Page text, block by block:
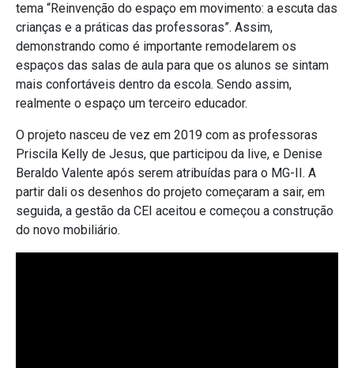
tema “Reinvenção do espaço em movimento: a escuta das
crianças e a práticas das professoras”. Assim,
demonstrando como é importante remodelarem os
espaços das salas de aula para que os alunos se sintam
mais confortáveis dentro da escola. Sendo assim,
realmente o espaço um terceiro educador.
O projeto nasceu de vez em 2019 com as professoras
Priscila Kelly de Jesus, que participou da live, e Denise
Beraldo Valente após serem atribuídas para o MG-II. A
partir dali os desenhos do projeto começaram a sair, em
seguida, a gestão da CEI aceitou e começou a construção
do novo mobiliário.